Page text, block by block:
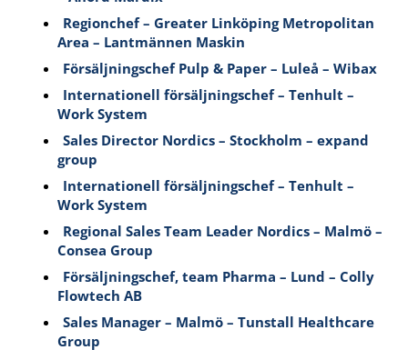
Regionchef – Greater Linköping Metropolitan
Area – Lantmännen Maskin
Försäljningschef Pulp & Paper – Luleå – Wibax
Internationell försäljningschef – Tenhult –
Work System
Sales Director Nordics – Stockholm – expand
group
Internationell försäljningschef – Tenhult –
Work System
Regional Sales Team Leader Nordics – Malmö –
Consea Group
Försäljningschef, team Pharma – Lund – Colly
Flowtech AB
Sales Manager – Malmö – Tunstall Healthcare
Group